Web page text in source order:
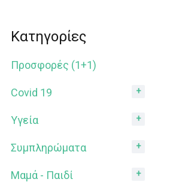
Κατηγορίες
Προσφορές (1+1)
Covid 19
Υγεία
Συμπληρώματα
Μαμά - Παιδί